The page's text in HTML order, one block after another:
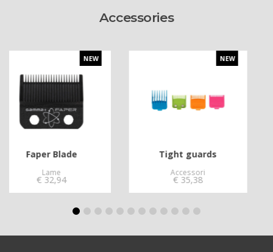
Accessories
Tight guards
Accessori
€35,38
Echo Blade
Lame
€47,58